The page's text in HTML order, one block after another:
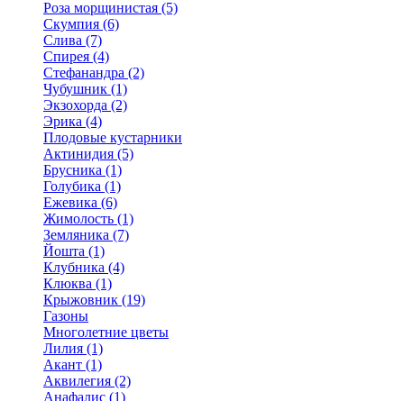
Роза морщинистая (5)
Скумпия (6)
Слива (7)
Спирея (4)
Стефанандра (2)
Чубушник (1)
Экзохорда (2)
Эрика (4)
Плодовые кустарники
Актинидия (5)
Брусника (1)
Голубика (1)
Ежевика (6)
Жимолость (1)
Земляника (7)
Йошта (1)
Клубника (4)
Клюква (1)
Крыжовник (19)
Газоны
Многолетние цветы
Лилия (1)
Акант (1)
Аквилегия (2)
Анафалис (1)